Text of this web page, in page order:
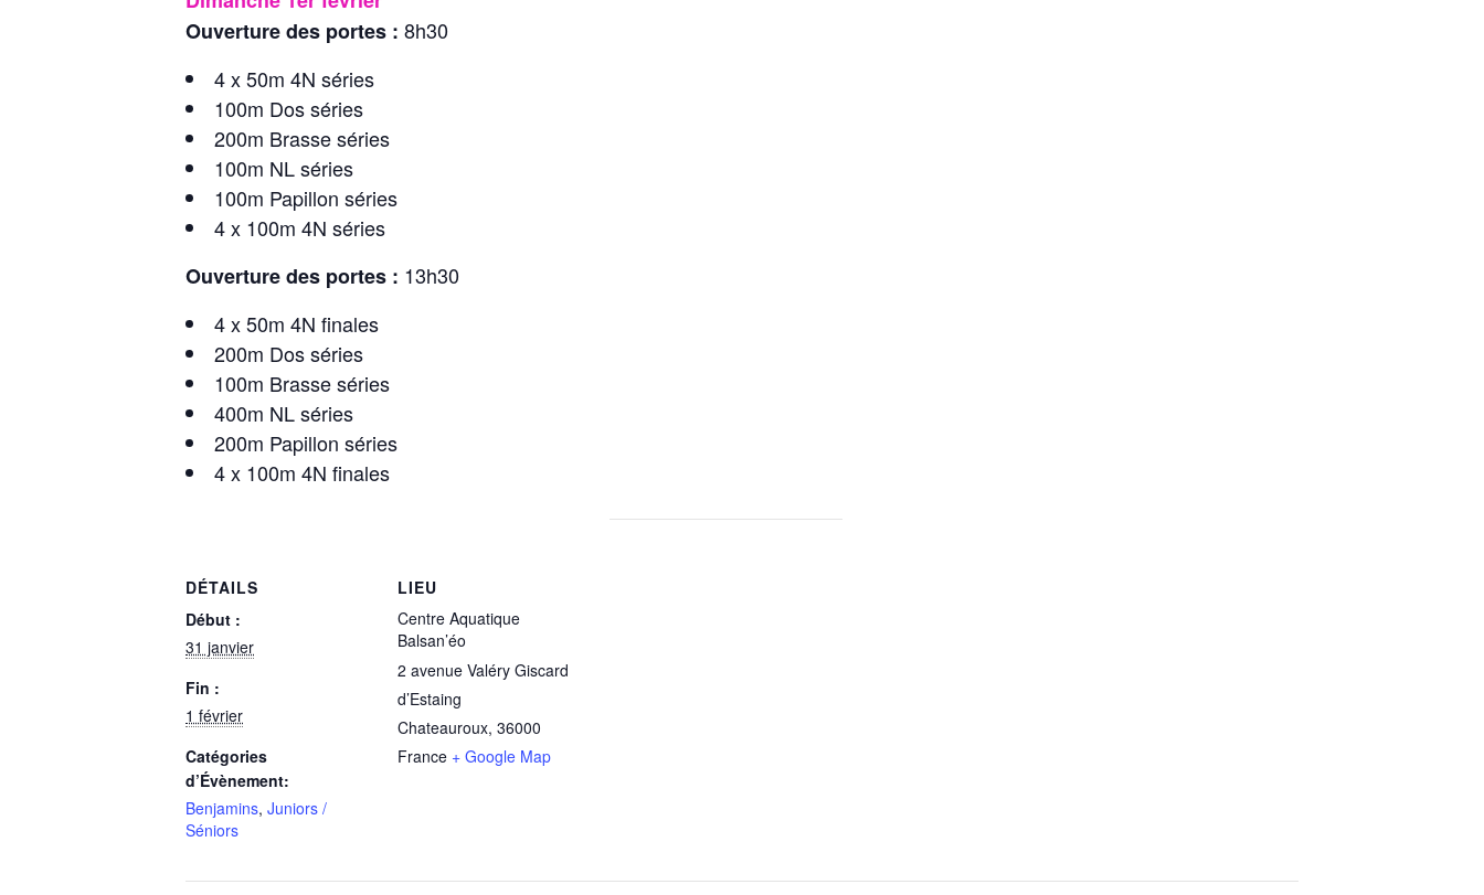
Ouverture des portes : 8h30
4 x 50m 4N séries
100m Dos séries
200m Brasse séries
100m NL séries
100m Papillon séries
4 x 100m 4N séries
Ouverture des portes : 13h30
4 x 50m 4N finales
200m Dos séries
100m Brasse séries
400m NL séries
200m Papillon séries
4 x 100m 4N finales
DÉTAILS
Début :
31 janvier
Fin :
1 février
Catégories
d’Évènement:
Benjamins, Juniors /
Séniors
LIEU
Centre Aquatique
Balsan’éo
2 avenue Valéry Giscard
d’Estaing
Chateauroux, 36000
France + Google Map